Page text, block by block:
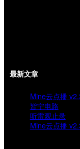
最新文章
Mine云点播
皆宁电路
听雷观止录
Mine云点播